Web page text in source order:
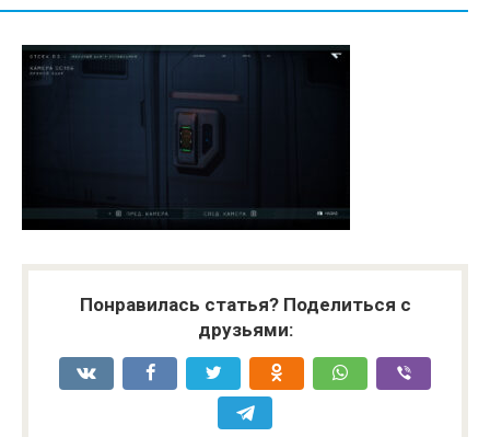
Понравилась статья? Поделиться с
друзьями: